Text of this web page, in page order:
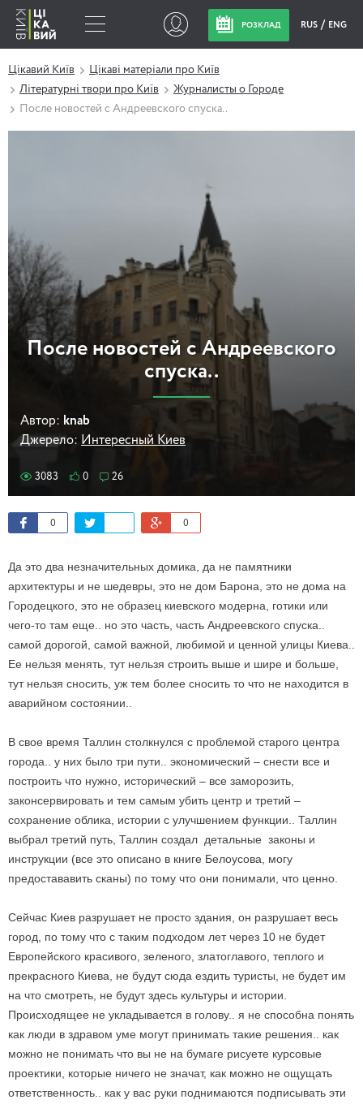
РОЗКЛАД RUS ENG
Цікавий Київ
Цікаві матеріали про Київ
Літературні твори про Київ
Журналисты о Городе
После новостей с Андреевского спуска..
После новостей с Андреевского
спуска..
Автор: knab
Джерело: Интересный Киев
3083 0 26
0 0
Да это два незначительных домика, да не памятники
архитектуры и не шедевры, это не дом Барона, это не дома на
Городецкого, это не образец киевского модерна, готики или
чего-то там еще.. но это часть, часть Андреевского спуска..
самой дорогой, самой важной, любимой и ценной улицы Киева..
Ее нельзя менять, тут нельзя строить выше и шире и больше,
тут нельзя сносить, уж тем более сносить то что не находится в
аварийном состоянии..
В свое время Таллин столкнулся с проблемой старого центра
города.. у них было три пути.. экономический – снести все и
построить что нужно, исторический – все заморозить,
законсервировать и тем самым убить центр и третий –
сохранение облика, истории с улучшением функции.. Таллин
выбрал третий путь, Таллин создал детальные законы и
инструкции (все это описано в книге Белоусова, могу
предостававить сканы) по тому что они понимали, что ценно.
Сейчас Киев разрушает не просто здания, он разрушает весь
город, по тому что с таким подходом лет через 10 не будет
Европейского красивого, зеленого, златоглавого, теплого и
прекрасного Киева, не будут сюда ездить туристы, не будет им
на что смотреть, не будут здесь культуры и истории.
Происходящее не укладывается в голову.. я не способна понять
как люди в здравом уме могут принимать такие решения.. как
можно не понимать что вы не на бумаге рисуете курсовые
проектики, которые ничего не значат, как можно не ощущать
ответственность.. как у вас руки поднимаются подписывать эти